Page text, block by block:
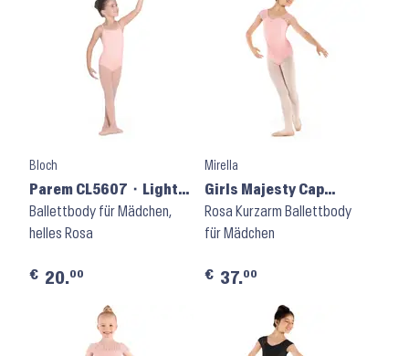
Bloch
Parem CL5607 ⬝ Light
Pink
Ballettbody für Mädchen,
helles Rosa
€ 20.00
Mirella
Girls Majesty Cap
Sleeve Leotard M1565C
⬝ Pink
Rosa Kurzarm Ballettbody
für Mädchen
€ 37.00